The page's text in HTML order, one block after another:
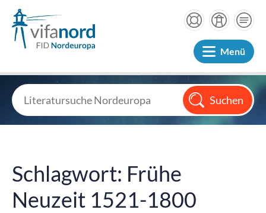
Menü
Schlagwort: Frühe
Neuzeit 1521-1800